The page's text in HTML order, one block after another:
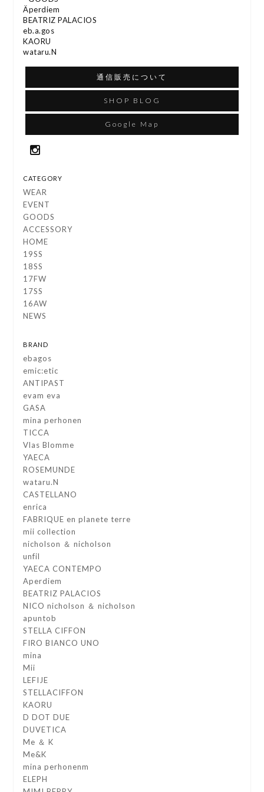
Äperdiem
BEATRIZ PALACIOS
eb.a.gos
KAORU
wataru.N
通信販売について
SHOP BLOG
Google Map
CATEGORY
WEAR
EVENT
GOODS
ACCESSORY
HOME
19SS
18SS
17FW
17SS
16AW
NEWS
BRAND
ebagos
emic:etic
ANTIPAST
evam eva
GASA
mina perhonen
TICCA
Vlas Blomme
YAECA
ROSEMUNDE
wataru.N
CASTELLANO
enrica
FABRIQUE en planete terre
mii collection
nicholson ＆ nicholson
unfil
YAECA CONTEMPO
Aperdiem
BEATRIZ PALACIOS
NICO nicholson ＆ nicholson
apuntob
STELLA CIFFON
FIRO BIANCO UNO
mina
Mii
LEFIJE
STELLACIFFON
KAORU
D DOT DUE
DUVETICA
Me ＆ K
Me&K
mina perhonenm
ELEPH